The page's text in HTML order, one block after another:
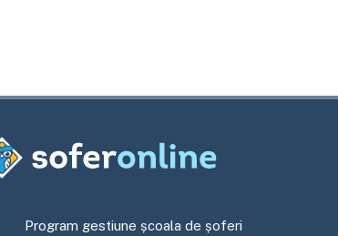
Program gestiune școala de șoferi